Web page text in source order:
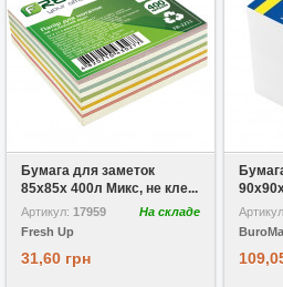
Бумага для заметок
85х85х 400л Микс, не кле...
Артикул: 17959
На складе
Fresh Up
31,60 грн